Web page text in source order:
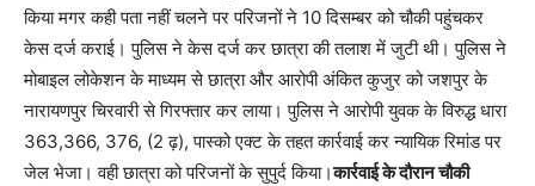
किया मगर कही पता नहीं चलने पर परिजनों ने 10 दिसम्बर को चौकी पहुंचकर
केस दर्ज कराई। पुलिस ने केस दर्ज कर छात्रा की तलाश में जुटी थी। पुलिस ने
मोबाइल लोकेशन के माध्यम से छात्रा और आरोपी अंकित कुजुर को जशपुर के
नारायणपुर चिरवारी से गिरफ्तार कर लाया। पुलिस ने आरोपी युवक के विरुद्ध धारा
363,366, 376, (2 ढ़), पास्को एक्ट के तहत कार्रवाई कर न्यायिक रिमांड पर
जेल भेजा। वही छात्रा को परिजनों के सुपुर्द किया।कार्रवाई के दौरान चौकी